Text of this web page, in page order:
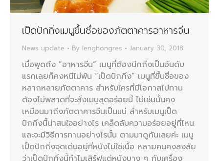
เป็ดปักกิ่งเมนูขึ้นชื่อของภัตตาคารอาหารจีน
News update By lenghongres January 30, 2018
เมื่อพูดถึง “อาหารจีน” เมนูที่ต้องนึกถึงเป็นอันดับ
แรกเลยก็คงหนีไม่พ้น “เป็ดปักกิ่ง” เมนูที่ขึ้นชื่อของ
หลากหลายภัตตาคาร สำหรับใครที่มีโอกาสไปทาน
ต้องไม่พลาดที่จะสั่งเมนูสุดอร่อยนี้ ไม่เช่นนั้นคง
เหมือนมาถึงภัตตาคารจีนเป็นแน่ สำหรับเมนูเป็ด
ปักกิ่งนี้น่าสนใจอย่างไร เคล็ดลับความอร่อยอยู่ที่ไหน
และจะมีวิธีการทานอย่างไรนั้น ตามมาดูกันเลยค่ะ เมนู
เป็ดปักกิ่งจุดเด่นอยู่ที่หนังไม่ใช่เนื้อ หลายคนคงสงสัย
ว่าเป็ดปักกิ่งนี้ทำไมเสิร์ฟแต่หนังบาง ๆ กับเครื่อง